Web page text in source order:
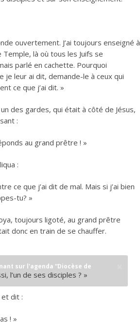
ouvertement. J’ai toujours enseigné à
là où tous les Juifs se
parlé en cachette. Pourquoi
je leur ai dit, demande-le à ceux qui
ce que j’ai dit. »
des gardes, qui était à côté de Jésus,
:
au grand prêtre ! »
:
ce que j’ai dit de mal. Mais si j’ai bien
tu? »
toujours ligoté, au grand prêtre
donc en train de se chauffer.
l’un de ses disciples ? »
et dit :
! »